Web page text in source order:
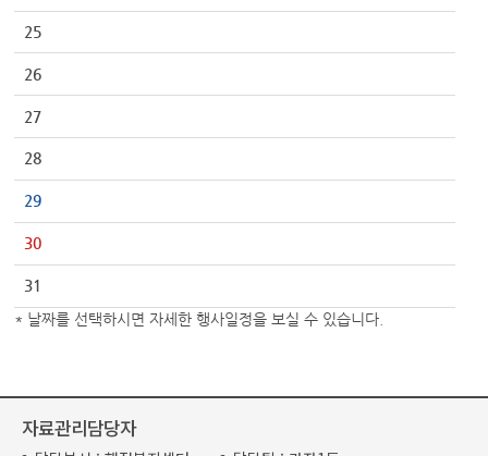
25
26
27
28
29
30
31
* 날짜를 선택하시면 자세한 행사일정을 보실 수 있습니다.
자료관리담당자